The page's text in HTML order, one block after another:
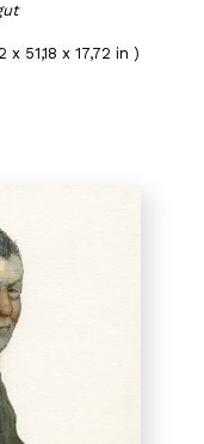
51,18 x 17,72 in )